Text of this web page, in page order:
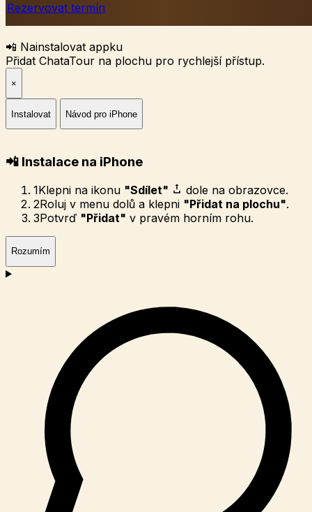
Rezervovat termín
📲 Nainstalovat appku
Přidat ChataTour na plochu pro rychlejší přístup.
×
Instalovat Návod pro iPhone
📲 Instalace na iPhone
1Klepni na ikonu "Sdílet"
dole na obrazovce.
2Roluj v menu dolů a klepni "Přidat na plochu".
3Potvrď "Přidat" v pravém horním rohu.
Rozumím